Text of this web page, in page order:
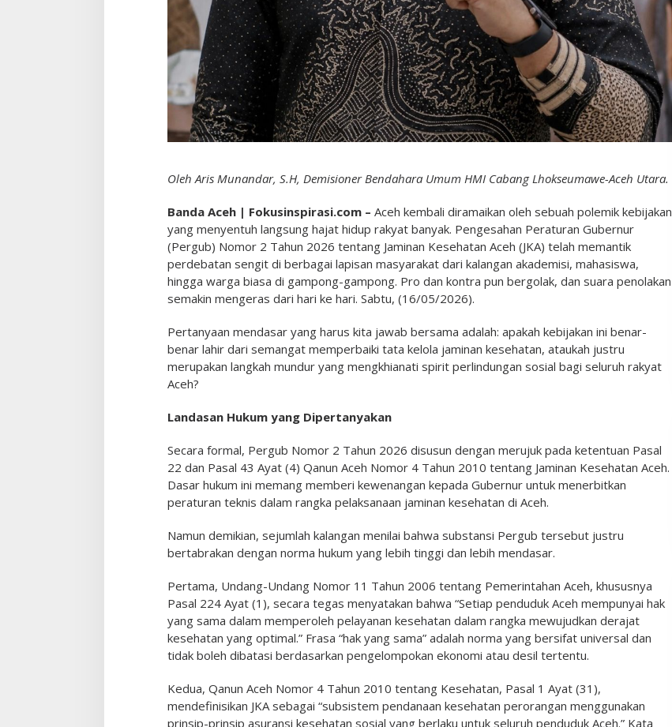
c
a
y
a
a
n
R
a
k
y
T
r
b
l
a
h
Oleh Aris Munandar, S.H, Demisioner Bendahara Umum HMI Cabang Lhokseumawe-Aceh Utara.
Banda Aceh | Fokusinspirasi.com – Aceh kembali diramaikan oleh sebuah polemik kebijakan
yang menyentuh langsung hajat hidup rakyat banyak. Pengesahan Peraturan Gubernur
(Pergub) Nomor 2 Tahun 2026 tentang Jaminan Kesehatan Aceh (JKA) telah memantik
perdebatan sengit di berbagai lapisan masyarakat dari kalangan akademisi, mahasiswa,
hingga warga biasa di gampong-gampong. Pro dan kontra pun bergolak, dan suara penolakan
semakin mengeras dari hari ke hari. Sabtu, (16/05/2026).
Pertanyaan mendasar yang harus kita jawab bersama adalah: apakah kebijakan ini benar-
benar lahir dari semangat memperbaiki tata kelola jaminan kesehatan, ataukah justru
merupakan langkah mundur yang mengkhianati spirit perlindungan sosial bagi seluruh rakyat
Aceh?
Landasan Hukum yang Dipertanyakan
Secara formal, Pergub Nomor 2 Tahun 2026 disusun dengan merujuk pada ketentuan Pasal
22 dan Pasal 43 Ayat (4) Qanun Aceh Nomor 4 Tahun 2010 tentang Jaminan Kesehatan Aceh.
Dasar hukum ini memang memberi kewenangan kepada Gubernur untuk menerbitkan
peraturan teknis dalam rangka pelaksanaan jaminan kesehatan di Aceh.
Namun demikian, sejumlah kalangan menilai bahwa substansi Pergub tersebut justru
bertabrakan dengan norma hukum yang lebih tinggi dan lebih mendasar.
Pertama, Undang-Undang Nomor 11 Tahun 2006 tentang Pemerintahan Aceh, khususnya
Pasal 224 Ayat (1), secara tegas menyatakan bahwa “Setiap penduduk Aceh mempunyai hak
yang sama dalam memperoleh pelayanan kesehatan dalam rangka mewujudkan derajat
kesehatan yang optimal.” Frasa “hak yang sama” adalah norma yang bersifat universal dan
tidak boleh dibatasi berdasarkan pengelompokan ekonomi atau desil tertentu.
Kedua, Qanun Aceh Nomor 4 Tahun 2010 tentang Kesehatan, Pasal 1 Ayat (31),
mendefinisikan JKA sebagai “subsistem pendanaan kesehatan perorangan menggunakan
prinsip-prinsip asuransi kesehatan sosial yang berlaku untuk seluruh penduduk Aceh.” Kata